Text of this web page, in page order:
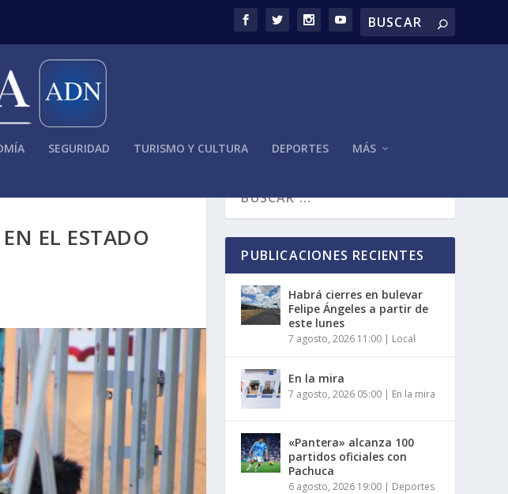
SEGURIDAD TURISMO Y CULTURA DEPORTES MÁS
EL ESTADO
PUBLICACIONES RECIENTES
Habrá cierres en bulevar
Felipe Ángeles a partir de
este lunes
7 agosto, 2026 11:00 | Local
En la mira
7 agosto, 2026 05:00 | En la mira
«Pantera» alcanza 100
partidos oficiales con
Pachuca
6 agosto, 2026 19:00 | Deportes